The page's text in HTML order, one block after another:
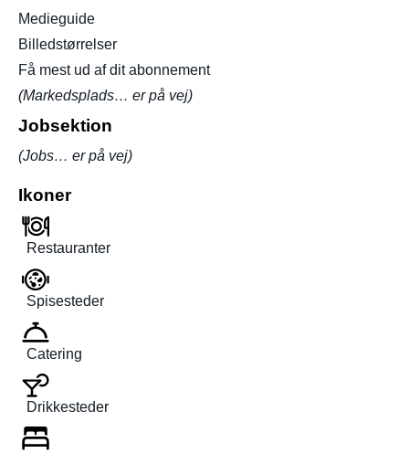
Medieguide
Billedstørrelser
Få mest ud af dit abonnement
(Markedsplads… er på vej)
Jobsektion
(Jobs… er på vej)
Ikoner
Restauranter
Spisesteder
Catering
Drikkesteder